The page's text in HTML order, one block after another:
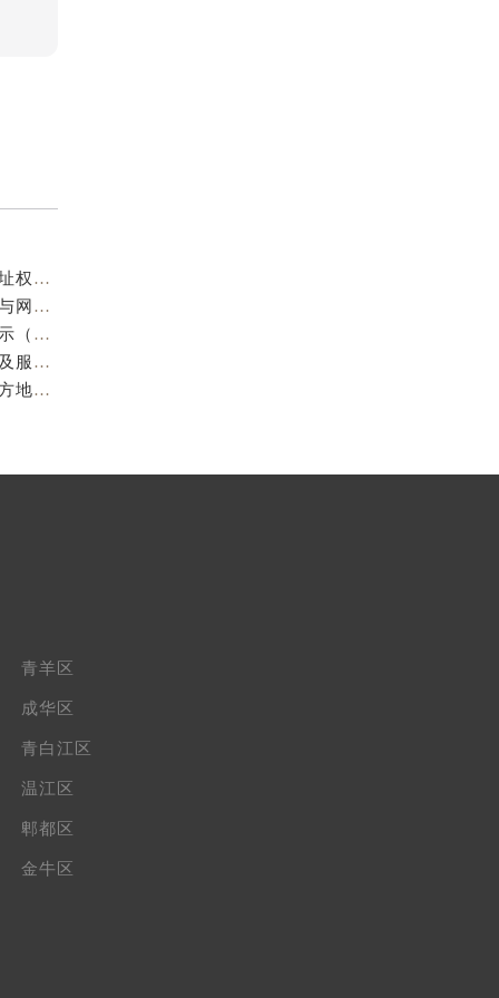
成都欧米茄官方售后服务中心｜服务热线及全部官方地址权威信息公示（2026年7月最新）
亲身到店探访成都欧米茄官方售后服务中心｜最新电话与网点地址（2026年7月最新）
成都欧米茄维修保养地址电话专业售后服务中心权威公示（2026年7月最新）
亲身到店探访成都欧米茄官方售后服务中心｜最新地址及服务热线（2026年7月最新）
成都欧米茄官方售后服务中心｜最新服务电话及全部官方地址权威信息公示（2026年7月最新）
青羊区
成华区
青白江区
温江区
郫都区
金牛区